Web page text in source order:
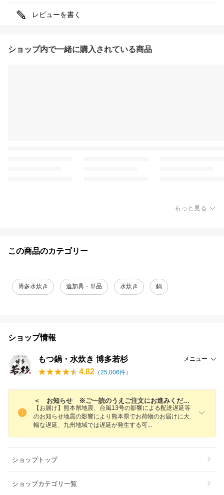
レビューを書く
ショップ内で一緒に購入されている商品
もっと見る
この商品のカテゴリー
博多水炊き 追加具・単品 水炊き 鍋
ショップ情報
もつ鍋・水炊き 博多若杉 メニュー
4.82 （25,006件）
＜ お知らせ ※ご一読のうえご注文にお進みください ＞
【お届け】熊本県地震、台風13号の影響による配送遅延等
のお知らせ地震の影響により熊本県でお荷物のお届けに大
幅な遅延、九州地域では遅延が発生する可
ショップトップ
ショップカテゴリ一覧